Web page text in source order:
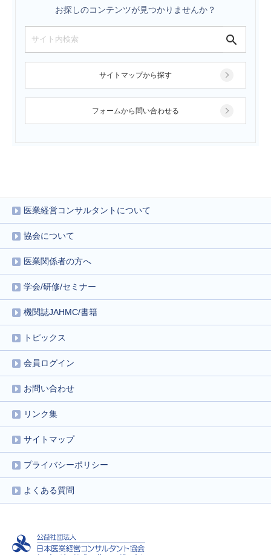
お探しのコンテンツが見つかりませんか？
サイトマップから探す
フォームから問い合わせる
医業経営コンサルタントについて
協会について
医業関係者の方へ
学会/研修/セミナー
機関誌JAHMC/書籍
トピックス
会員ログイン
お問い合わせ
リンク集
サイトマップ
プライバシーポリシー
よくある質問